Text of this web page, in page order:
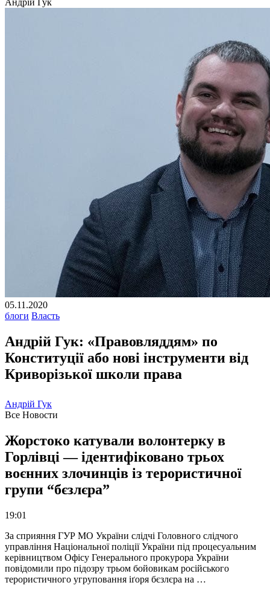
Андрій Гук
05.11.2020
блоги Власть
Андрій Гук: «Правовляддям» по
Конституції або нові інструменти від
Криворізької школи права
Андрій Гук
Все Новости
Жорстоко катували волонтерку в
Горлівці — ідентифіковано трьох
воєнних злочинців із терористичної
групи “бєзлєра”
19:01
За сприяння ГУР МО України слідчі Головного слідчого
управління Національної поліції України під процесуальним
керівництвом Офісу Генерального прокурора України
повідомили про підозру трьом бойовикам російського
терористичного угруповання іґоря бєзлєра на …